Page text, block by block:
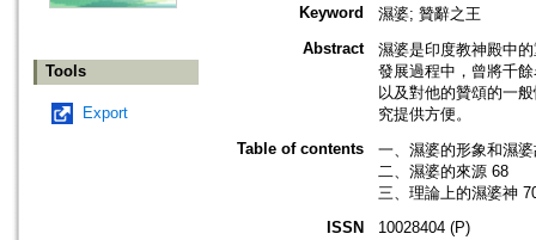
Tools
Export
Keyword
濕婆; 贊辭之王
Abstract
濕婆是印度教神殿中
發展過程中，曾將千
以及對他的贊頌的一
究提供方便。
Table of contents
一、濕婆的形象和濕
二、濕婆的來源 68
三、理論上的濕婆神
ISSN
10028404 (P)